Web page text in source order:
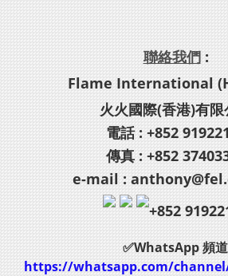
聯絡我們:
Flame International
火火國際(香港)有限
電話 : +852
傳真 : +852
e-mail :
+852
✅WhatsApp 頻道
https://whatsapp.com/channel/